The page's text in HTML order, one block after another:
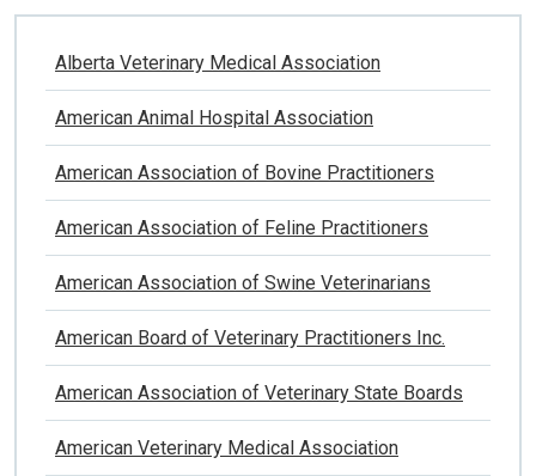
Alberta Veterinary Medical Association
American Animal Hospital Association
American Association of Bovine Practitioners
American Association of Feline Practitioners
American Association of Swine Veterinarians
American Board of Veterinary Practitioners Inc.
American Association of Veterinary State Boards
American Veterinary Medical Association